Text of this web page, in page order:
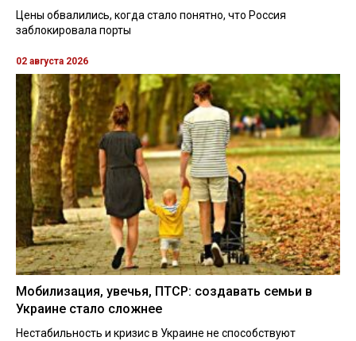
Цены обвалились, когда стало понятно, что Россия
заблокировала порты
02 августа 2026
Мобилизация, увечья, ПТСР: создавать семьи в
Украине стало сложнее
Нестабильность и кризис в Украине не способствуют